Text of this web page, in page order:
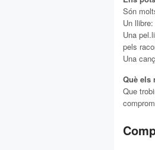
Són
Un
Una
pels
Una
Què els
Que